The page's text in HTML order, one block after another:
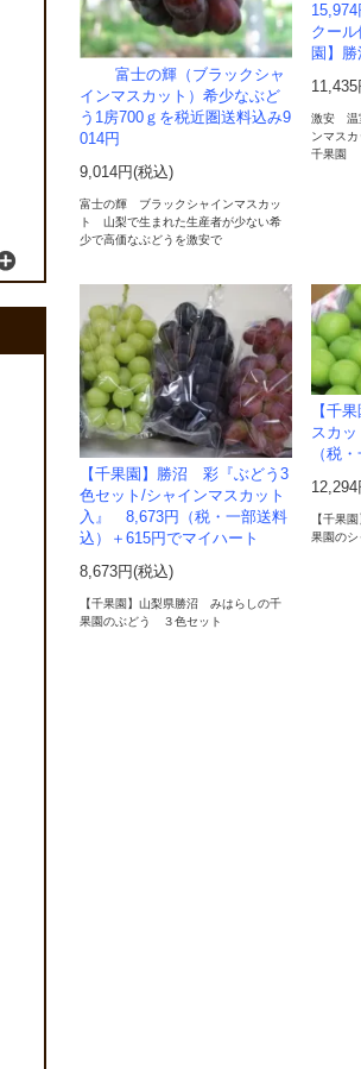
富士の輝（ブラックシャ
インマスカット）希少なぶど
う1房700ｇを税近圏送料込み9
014円
9,014円(税込)
富士の輝 ブラックシャインマスカッ
ト 山梨で生まれた生産者が少ない希
少で高価なぶどうを激安で
クー
園】
激安 温
ンマス
千果園
【千果園】勝沼 彩『ぶどう3
色セット/シャインマスカット
入』 8,673円（税・一部送料
込）＋615円でマイハート
8,673円(税込)
【千果園】山梨県勝沼 みはらしの千
果園のぶどう ３色セット
【千
スカ
（税
【千果
果園のシ